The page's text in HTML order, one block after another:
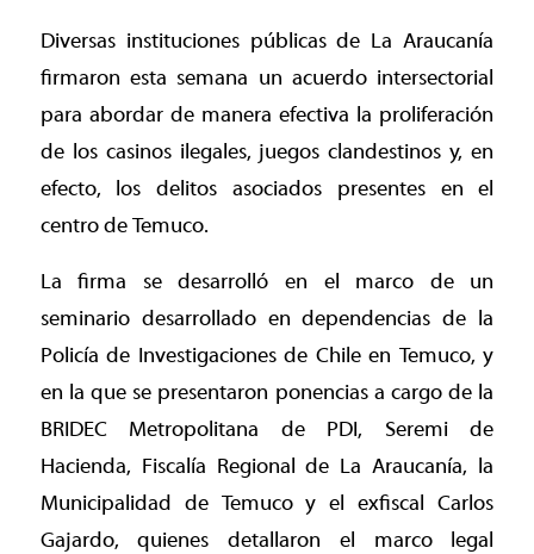
Diversas instituciones públicas de La Araucanía
firmaron esta semana un acuerdo intersectorial
para abordar de manera efectiva la proliferación
de los casinos ilegales, juegos clandestinos y, en
efecto, los delitos asociados presentes en el
centro de Temuco.
La firma se desarrolló en el marco de un
seminario desarrollado en dependencias de la
Policía de Investigaciones de Chile en Temuco, y
en la que se presentaron ponencias a cargo de la
BRIDEC Metropolitana de PDI, Seremi de
Hacienda, Fiscalía Regional de La Araucanía, la
Municipalidad de Temuco y el exfiscal Carlos
Gajardo, quienes detallaron el marco legal